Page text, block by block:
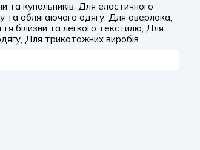
та купальників, Для еластичного
та облягаючого одягу, Для оверлока,
білизни та легкого текстилю, Для
Для трикотажних виробів